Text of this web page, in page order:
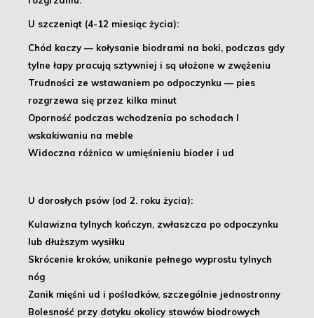
U szczeniąt (4-12 miesiąc życia):
Chód kaczy — kołysanie biodrami na boki, podczas gdy
tylne łapy pracują sztywniej i są ułożone w zwężeniu
Trudności ze wstawaniem po odpoczynku — pies
rozgrzewa się przez kilka minut
Oporność podczas wchodzenia po schodach I
wskakiwaniu na meble
Widoczna różnica w umięśnieniu bioder i ud
U dorosłych psów (od 2. roku życia):
Kulawizna tylnych kończyn, zwłaszcza po odpoczynku
lub dłuższym wysiłku
Skrócenie kroków, unikanie pełnego wyprostu tylnych
nóg
Zanik mięśni ud i pośladków, szczególnie jednostronny
Bolesność przy dotyku okolicy stawów biodrowych